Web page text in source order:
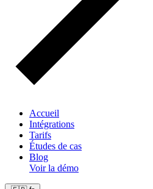
Accueil
Intégrations
Tarifs
Études de cas
Blog
Voir la démo